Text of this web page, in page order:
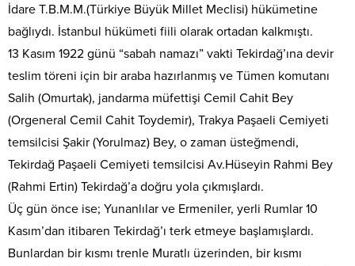
İdare T.B.M.M.(Türkiye Büyük Millet Meclisi) hükümetine
bağlıydı. İstanbul hükümeti fiili olarak ortadan kalkmıştı.
13 Kasım 1922 günü “sabah namazı” vakti Tekirdağ’ına devir
teslim töreni için bir araba hazırlanmış ve Tümen komutanı
Salih (Omurtak), jandarma müfettişi Cemil Cahit Bey
(Orgeneral Cemil Cahit Toydemir), Trakya Paşaeli Cemiyeti
temsilcisi Şakir (Yorulmaz) Bey, o zaman üsteğmendi,
Tekirdağ Paşaeli Cemiyeti temsilcisi Av.Hüseyin Rahmi Bey
(Rahmi Ertin) Tekirdağ’a doğru yola çıkmışlardı.
Üç gün önce ise; Yunanlılar ve Ermeniler, yerli Rumlar 10
Kasım’dan itibaren Tekirdağ’ı terk etmeye başlamışlardı.
Bunlardan bir kısmı trenle Muratlı üzerinden, bir kısmı